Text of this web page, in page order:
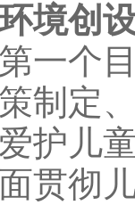
境创
个目
制定
护儿
贯彻